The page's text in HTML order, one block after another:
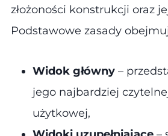
złożoności konstrukcji oraz
Podstawowe zasady
Widok główny –
jego najbardziej
użytkowej,